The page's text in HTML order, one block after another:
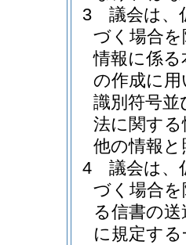
3
議会は、
づく場合
情報に係
の作成に
識別符号
法に関す
他の情報
4
議会は、
づく場合
る信書の
に規定す